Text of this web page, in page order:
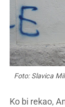
Foto: Slavica
Ko bi rekao,